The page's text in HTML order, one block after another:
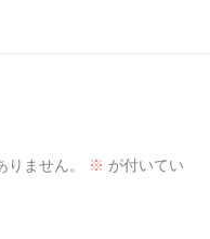
ません。 ※ が付いてい